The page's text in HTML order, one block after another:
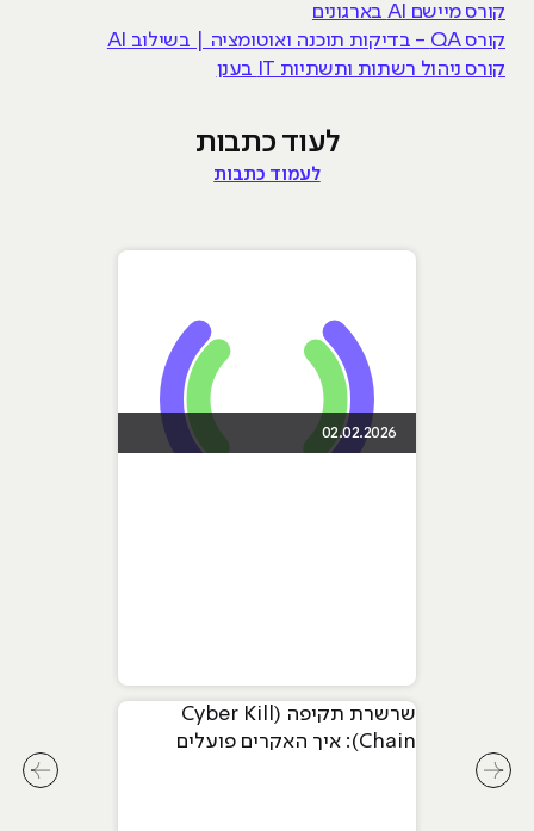
קורס מיישם AI בארגונים
קורס QA - בדיקות תוכנה ואוטומציה | בשילוב AI
קורס ניהול רשתות ותשתיות IT בענן
לעוד כתבות
לעמוד כתבות
02.02.2026
שרשרת תקיפה (Cyber Kill
Chain): איך האקרים פועלים
לחץ לחץ לשיקופית קודמת בסליידר מאמרים